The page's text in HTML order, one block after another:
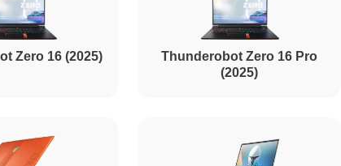
Zero 16 (2025)
Thunderobot Zero 16 Pro
(2025)